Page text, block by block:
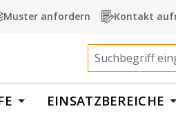
Muster anfordern Kontakt
EINSATZBEREICHE